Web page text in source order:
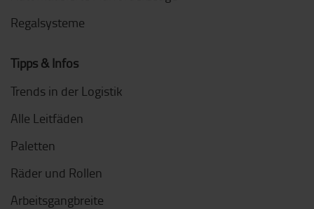
Regalsysteme
Tipps & Infos
Trends in der Logistik
Alle Leitfäden
Paletten
Räder und Rollen
Arbeitsgangbreite